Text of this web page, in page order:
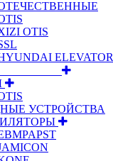
OTIS
ELEVATOR
УСТРОЙСТВА